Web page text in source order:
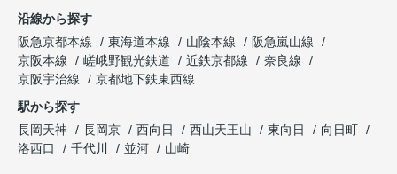
沿線から探す
阪急京都本線
東海道本線 山陰本線
阪急嵐山線
京阪本線
嵯峨野観光鉄道 近鉄京都線
奈良線
京阪宇治線
京都地下鉄東西線
駅から探す
長岡天神
長岡京 西向日 西山天王山 東向日
向日町
洛西口
千代川 並河 山崎